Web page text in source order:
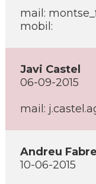
mail:
mobil:
Javi Castel
06-09-2015
mail:
Andreu
10-06-2015